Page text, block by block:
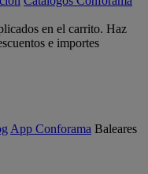
en el carrito. Haz
e importes
App Conforama Baleares